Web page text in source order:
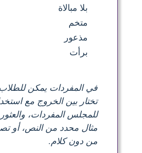
بلا مبالاة
متخم
مذعور
برأت
في المفردات يمكن
تختار بين الخروج مع
للمجلس المفردات،
مثال محدد من النص، أو
من دون كلام.